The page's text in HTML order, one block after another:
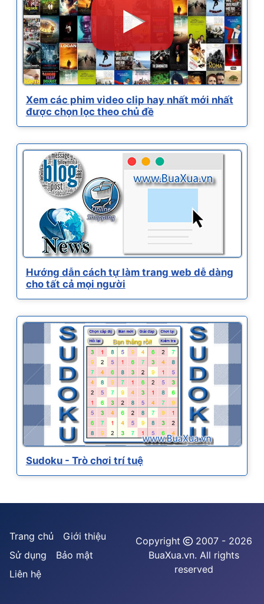
Xem các phim video clip hay nhất mới nhất
được chọn lọc theo chủ đề
Hướng dẫn cách tự làm trang web dễ dàng
cho tất cả mọi người
Sudoku - Trò chơi trí tuệ
Trang chủ
Giới thiệu
Sử dụng
Bảo mật
Liên hệ
Copyright
2007 - 2026
BuaXua.vn. All rights
reserved